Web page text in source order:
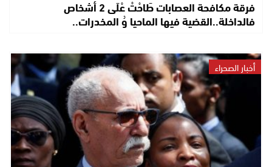
فرقة مكافحة العصابات طَاحْتْ عْلَى 2 أشخاص
فالداخلة..القضية فيها الماحيا وُ المخدرات..
أخبار الصحراء